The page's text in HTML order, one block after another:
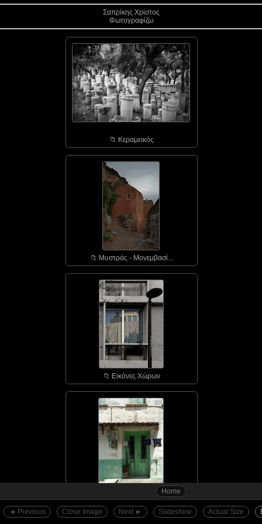
Home
◄︎ Previous Close Image Next ►︎ Slideshow Actual Size
Σαπρίκης Χρίστος
Φωτογραφίζω
📁︎ Κεραμεικός
📁︎ Μυστράς - Μονεμβασί...
📁︎ Εικόνες Χώρων
📁︎ Αγιάσος - οι πόρτε...